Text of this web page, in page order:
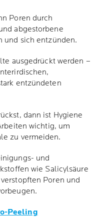
Poren durch
abgestorbene
und sich entzünden.
ausgedrückt werden –
entzündeten
dann ist Hygiene
wichtig, um
zu vermeiden.
und
wie Salicylsäure
Poren und
Peeling